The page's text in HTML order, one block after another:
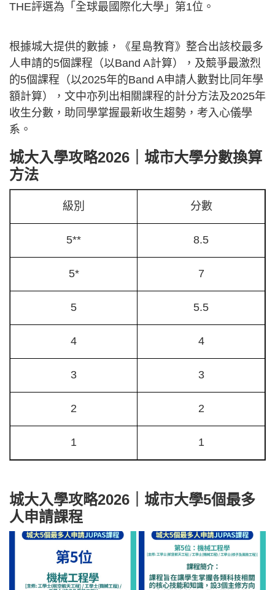
THE評選為「全球最國際化大學」第1位。
根據城大提供的數據，《星島教育》整合出該校最多
人申請的5個課程（以Band A計算），及競爭最激烈
的5個課程（以2025年的Band A申請人數對比同年學
額計算），文中亦列出相關課程的計分方法及2025年
收生分數，助同學掌握最新收生趨勢，考入心儀學
系。
城大入學攻略2026｜城市大學分數換算
方法
級別 分數
5** 8.5
5* 7
5 5.5
4 4
3 3
2 2
1 1
城大入學攻略2026｜城市大學5個最多
人申請課程